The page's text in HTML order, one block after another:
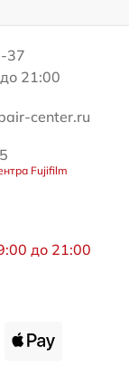
37
21:00
center.ru
Fujifilm
до 21:00